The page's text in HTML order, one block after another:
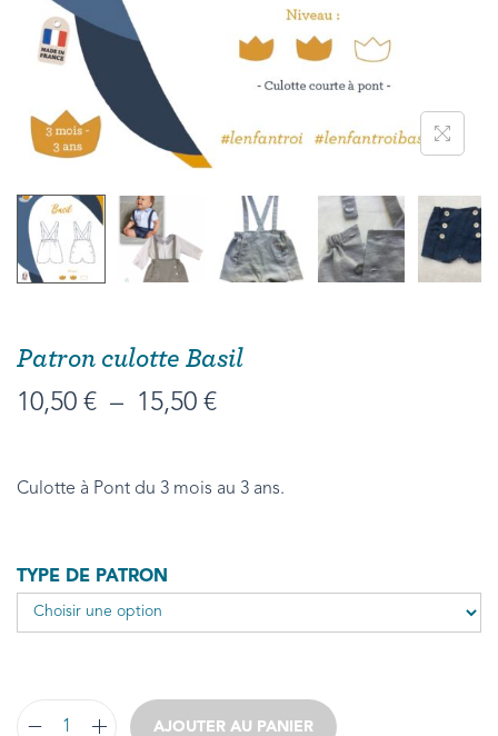
Patron culotte Basil
10,50 € – 15,50 €
Culotte à Pont du 3 mois au 3 ans.
TYPE DE PATRON
AJOUTER AU PANIER